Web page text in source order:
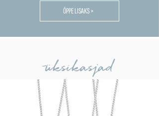
ÕPPE LISAKS >
üksikasjad